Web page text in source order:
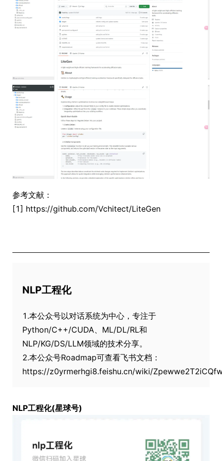
参考文献：
[1] https://github.com/Vchitect/LiteGen
NLP工程化
1.本公众号以对话系统为中心，专注于
Python/C++/CUDA、ML/DL/RL和
NLP/KG/DS/LLM领域的技术分享。
2.本公众号Roadmap可查看飞书文档：
https://z0yrmerhgi8.feishu.cn/wiki/
NLP工程化(星球号)